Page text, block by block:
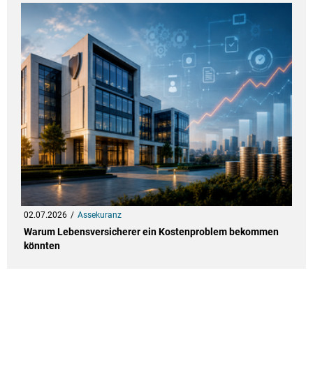
02.07.2026 Assekuranz
Warum Lebensversicherer ein Kostenproblem bekommen
könnten